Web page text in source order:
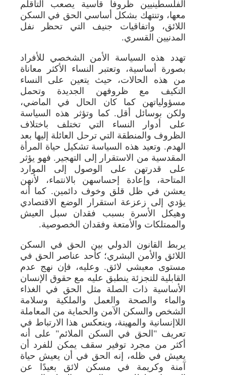
الفلسطينيين ظروفاً قاسية يصعب التأقلم
معها، وتنتهك بشكل أساسي الحق في السكن
اللائق، واتفاقيات جنيف التي تحظر نفل
المدنيين القسري.
تهدد هذه السياسة الأمن الشخصي للأفراد
بصورة أساسية، وتعتبر النساء الأكثر معاناة
من هذه الحالات، حيث يتعين على النساء
التكيف مع ظروفهن الجديدة وتحمل
مسؤولياتهن كما كان الحال في الماضي،
ولكن بوسائل أقل. كما وتؤثر هذه السياسة
على أدوار النساء التي تختلف باختلاف
الظروف والمنطقة التي ترحل العائلة إليها بعد
الهدم. وتعيد هذه السياسة تشكيل حياة المرأة
المقدسية من الاستقرار إلى التهجير. فهو يؤثر
على قدرتهن على الوصول إلى الموارد
المتاحة، وإعادة إحساسهن بالانتماء، لأنهن
يعشن في ظل قلق وخوف دائمين. كما أنه
يؤدي إلى زعزعة استقرار الوضع الاقتصادي
وهيكل الأسرة بسبب فقدان سبل العيش
والممتلكات والأمتعة وفقدان الخصوصية.
يربط القانون الدولي بين الحق في السكن
اللائق والأمن البشري؛ كأحد عناصر الحق في
مستوى معيشي لائق. وعليه، فإن نهج عدم
القابلية للتجزئة ينطبق عليه مع حقوق الإنسان
الأساسية ذات الصلة مثل الحق في الغذاء
والماء والصحة والعمل والملكية وسلامة
الشخص والسكن الآمن والحماية من المعاملة
اللاإنسانية والمهينة، وينعكس هذا الارتباط في
تعريف "الحق في السكن الملائم" على أنه
أكثر من مجرد توفير سقف يمكن للفرد أن
يعيش في ظله، إنه الحق في أن يعيش حياة
آمنة وكريمة في مسكن لائق بعيدًا عن